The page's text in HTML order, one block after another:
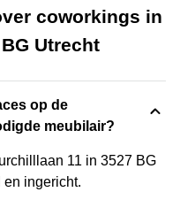
coworkings in
Utrecht
op de
meubilair?
11 in 3527 BG
ingericht.